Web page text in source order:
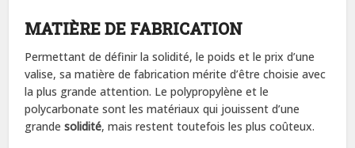
MATIÈRE DE FABRICATION
Permettant de définir la solidité, le poids et le prix d’une
valise, sa matière de fabrication mérite d’être choisie avec
la plus grande attention. Le polypropylène et le
polycarbonate sont les matériaux qui jouissent d’une
grandesolidité, mais restent toutefois les plus coûteux.